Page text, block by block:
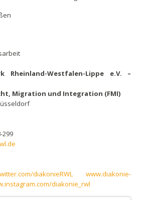
Rheinland-Westfalen-Lippe e.V. –
Migration und Integration (FMI)
299
diakonieRWL
www.diakonie-
diakonie_rwl